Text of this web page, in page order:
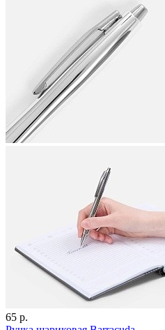
65 р.